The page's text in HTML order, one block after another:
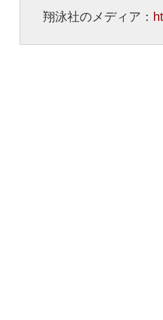
翔泳社のメディア：